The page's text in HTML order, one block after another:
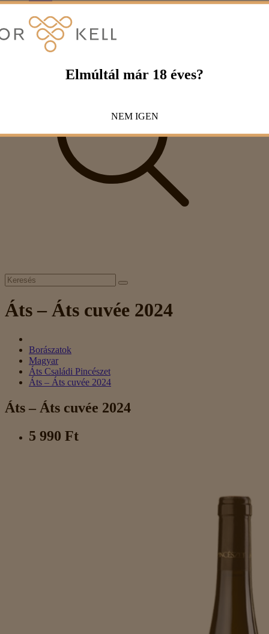
Áts – Áts cuvée 2024
Borászatok
Magyar
Áts Családi Pincészet
Áts – Áts cuvée 2024
Áts – Áts cuvée 2024
5 990 Ft
Elmúltál már 18 éves?
NEM IGEN